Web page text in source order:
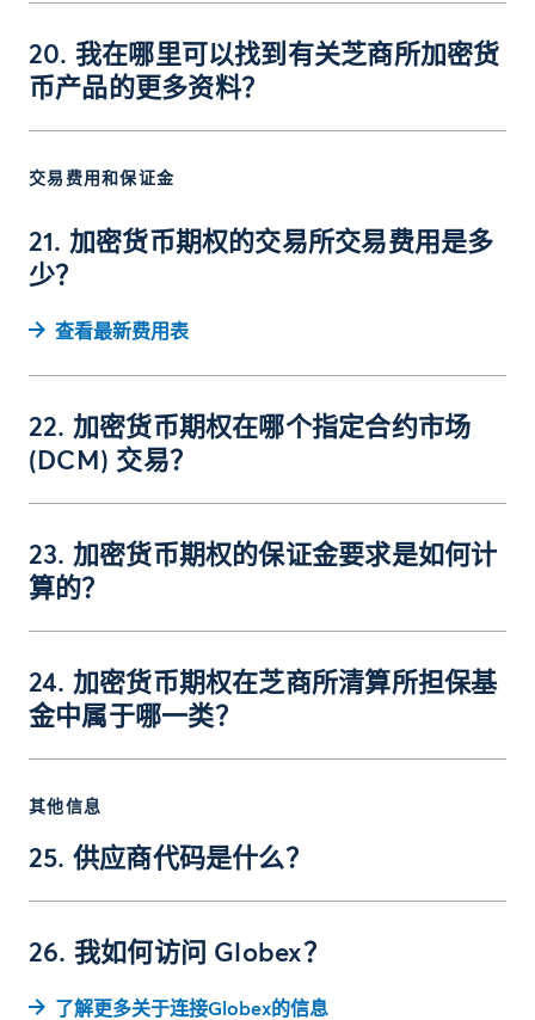
20. 我在哪里可以找到有关芝商所加密货
币产品的更多资料？
交易费用和保证金
21. 加密货币期权的交易所交易费用是多
少？
查看最新费用表
22. 加密货币期权在哪个指定合约市场
(DCM) 交易？
23. 加密货币期权的保证金要求是如何计
算的？
24. 加密货币期权在芝商所清算所担保基
金中属于哪一类？
其他信息
25. 供应商代码是什么？
26. 我如何访问 Globex？
了解更多关于连接Globex的信息